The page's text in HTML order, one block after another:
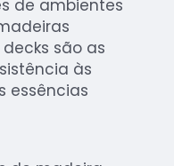
de ambientes
são as
às
essências